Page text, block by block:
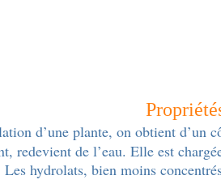
d’une plante, on obtient d’un
redevient de l’eau. Elle est
Les hydrolats, bien moins